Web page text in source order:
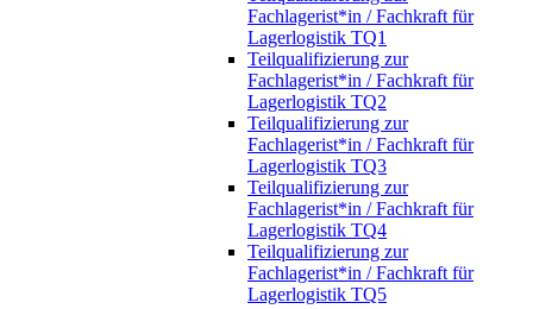
Fachlagerist*in / Fachkraft für
Lagerlogistik TQ1
Teilqualifizierung zur
Fachlagerist*in / Fachkraft für
Lagerlogistik TQ2
Teilqualifizierung zur
Fachlagerist*in / Fachkraft für
Lagerlogistik TQ3
Teilqualifizierung zur
Fachlagerist*in / Fachkraft für
Lagerlogistik TQ4
Teilqualifizierung zur
Fachlagerist*in / Fachkraft für
Lagerlogistik TQ5